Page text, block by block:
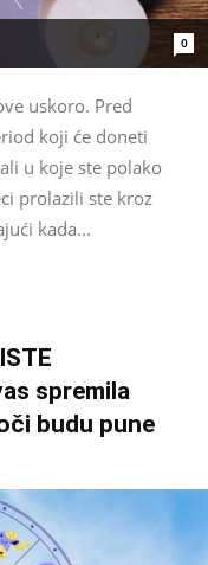
0
uskoro. Pred
koji će doneti
u koje ste polako
prolazili ste kroz
kada...
spremila
budu pune